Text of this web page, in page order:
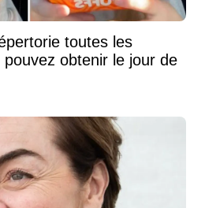
toutes les
obtenir le jour de